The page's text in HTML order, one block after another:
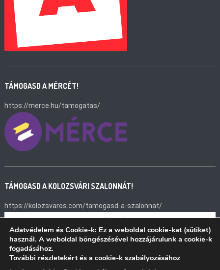
TÁMOGASD A MÉRCÉT!
https://merce.hu/tamogatas/
TÁMOGASD A KOLOZSVÁRI SZALONNÁT!
https://kolozsvaros.com/tamogasd-a-szalonnat/
Adatvédelem és Cookie-k: Ez a weboldal cookie-kat (sütiket)
használ. A weboldal böngészésével hozzájárulunk a cookie-k
fogadásához.
További részletekért és a cookie-k szabályozásához